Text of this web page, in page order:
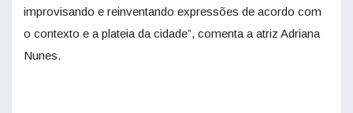
improvisando e reinventando expressões de acordo com
o contexto e a plateia da cidade”, comenta a atriz Adriana
Nunes.